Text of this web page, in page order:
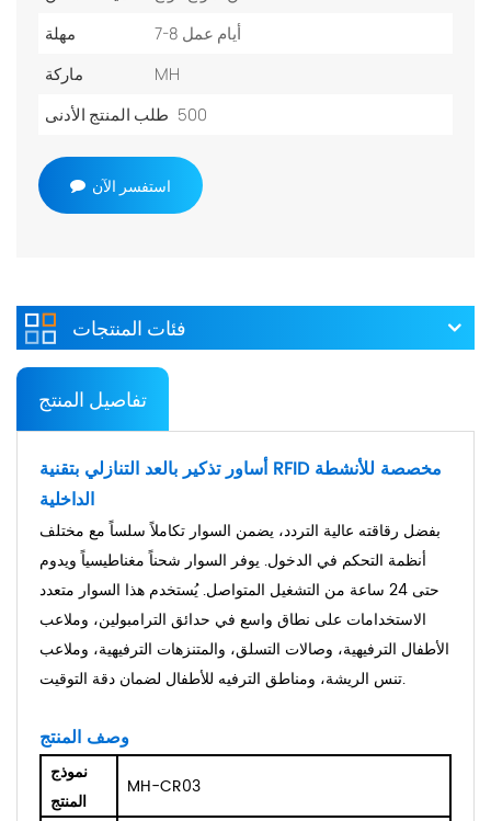
مهلة
7-8 أيام عمل
ماركة
MH
طلب المنتج الأدنى 500
استفسر الآن
فئات المنتجات
تفاصيل المنتج
أساور تذكير بالعد التنازلي بتقنية RFID مخصصة للأنشطة
الداخلية
بفضل رقاقته عالية التردد، يضمن السوار تكاملاً سلساً مع مختلف
أنظمة التحكم في الدخول. يوفر السوار شحناً مغناطيسياً ويدوم
حتى 24 ساعة من التشغيل المتواصل. يُستخدم هذا السوار متعدد
الاستخدامات على نطاق واسع في حدائق الترامبولين، وملاعب
الأطفال الترفيهية، وصالات التسلق، والمتنزهات الترفيهية، وملاعب
تنس الريشة، ومناطق الترفيه للأطفال لضمان دقة التوقيت.
وصف المنتج
نموذج
المنتج
MH-CR03